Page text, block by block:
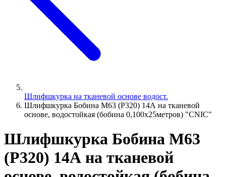
Шлифшкурка на тканевой основе водост.
Шлифшкурка Бобина М63 (P320) 14А на тканевой
основе, водостойкая (бобина 0,100х25метров) "CNIC"
Шлифшкурка Бобина М63
(P320) 14А на тканевой